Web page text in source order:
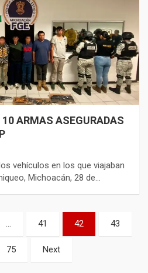
ARMAS ASEGURADAS
vehículos en los que viajaban
Michoacán, 28 de…
… 41 42 43
75 Next